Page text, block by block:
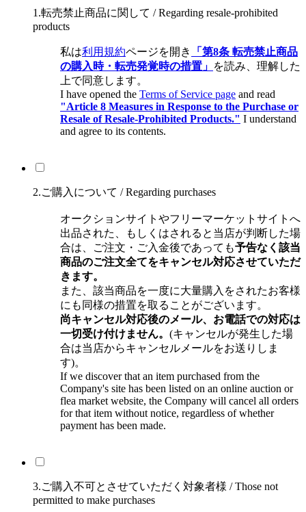
1.転売禁止商品に関して / Regarding resale-prohibited
products
私は利用規約ページを開き
「第8条 転売禁止商品
の購入時・転売発覚時の措置」 を読み、理解した
上で同意します。
I have opened the Terms of Service page and read
"Article 8 Measures in Response to the Purchase or
Resale of Resale-Prohibited Products." I understand
and agree to its contents.
2.ご購入について / Regarding purchases
オークションサイトやフリーマーケットサイトへ
出品された、もしくはされると当店が判断した場
合は、ご注文・ご入金後であっても予告なく該当
商品のご注文全てをキャンセル対応させていただ
きます。
また、該当商品を一度に大量購入をされたお客様
にも同様の措置を取ることがございます。
尚キャンセル対応後のメール、お電話での対応は
一切受け付けません。 (キャンセルが発生した場
合は当店からキャンセルメールをお送りしま
す)。
If we discover that an item purchased from the
Company's site has been listed on an online auction or
flea market website, the Company will cancel all orders
for that item without notice, regardless of whether
payment has been made.
3.ご購入不可とさせていただく対象者様 / Those not
permitted to make purchases